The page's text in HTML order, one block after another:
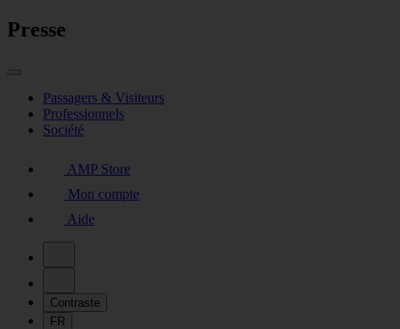
Presse
Passagers & Visiteurs
Professionnels
Société
AMP Store
Mon compte
Aide
Contraste
FR